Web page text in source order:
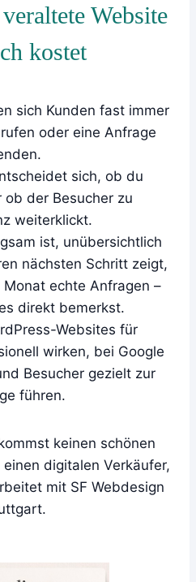
Website
kostet
sich Kunden fast immer
oder eine Anfrage
sich, ob du
der Besucher zu
weiterklickt.
ist, unübersichtlich
nächsten Schritt zeigt,
echte Anfragen –
direkt bemerkst.
Websites für
wirken, bei Google
Besucher gezielt zur
führen.
keinen schönen
digitalen Verkäufer,
mit SF Webdesign